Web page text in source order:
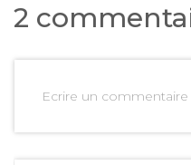
2
Ecrire un commentaire